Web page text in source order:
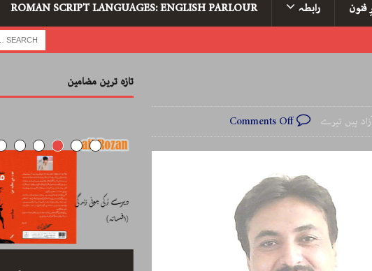
رابطہ
ROMAN SCRIPT LANGUAGES: ENGLISH PARLOUR
ہیں تیرے Comments Off
تازہ ترین مضامین